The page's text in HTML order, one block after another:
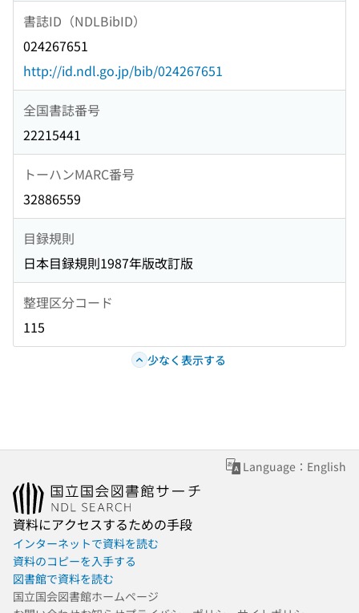
書誌ID（NDLBibID）
024267651
http://id.ndl.go.jp/bib/024267651
全国書誌番号
22215441
トーハンMARC番号
32886559
目録規則
日本目録規則1987年版改訂版
整理区分コード
115
少なく表示する
Language：English
資料にアクセスするための手段
インターネットで資料を読む
資料のコピーを入手する
図書館で資料を読む
国立国会図書館ホームページ